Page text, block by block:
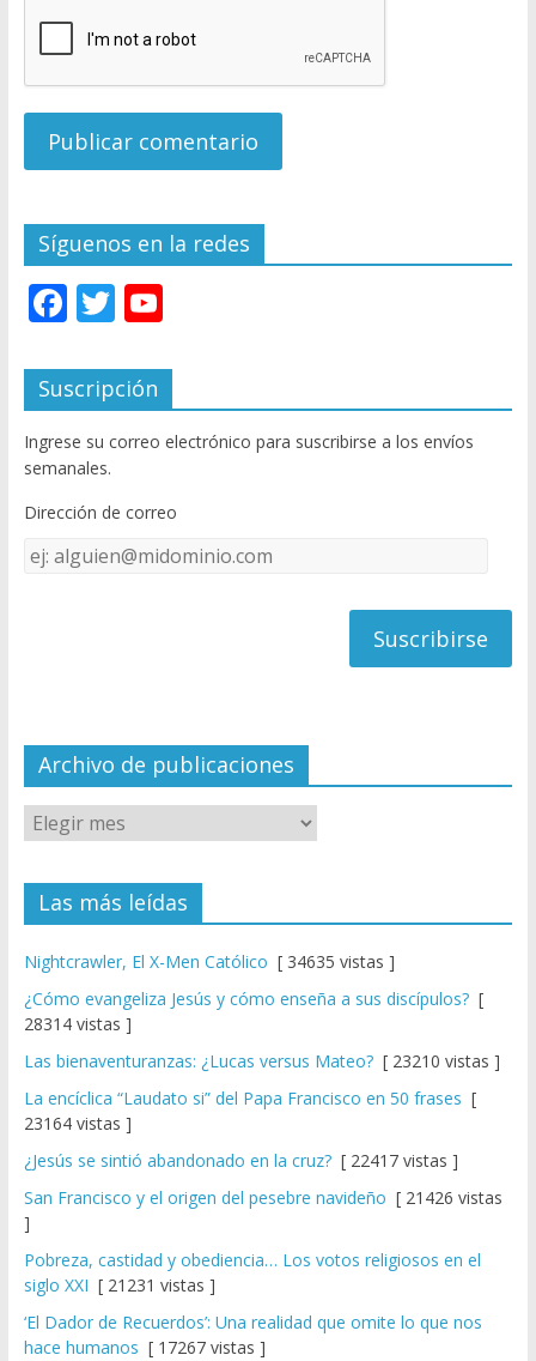
Síguenos en la redes
F
e
b
o
o
k
T
itt
er
Y
u
T
u
e
C
el
Suscripción
Ingrese su correo electrónico para suscribirse a los envíos
semanales.
Dirección de correo
Dirección
Archivo de publicaciones
Las más leídas
Nightcrawler, El X-Men Católico [ 34635 vistas ]
¿Cómo evangeliza Jesús y cómo enseña a sus discípulos?[
28314 vistas ]
Las bienaventuranzas: ¿Lucas versus Mateo?[ 23210 vistas ]
La encíclica “Laudato si” del Papa Francisco en 50 frases [
23164 vistas ]
¿Jesús se sintió abandonado en la cruz?[ 22417 vistas ]
San Francisco y el origen del pesebre navideño [ 21426 vistas
]
Pobreza, castidad y obediencia… Los votos religiosos en el
siglo XXI [ 21231 vistas ]
‘El Dador de Recuerdos’: Una realidad que omite lo que nos
hace humanos [ 17267 vistas ]